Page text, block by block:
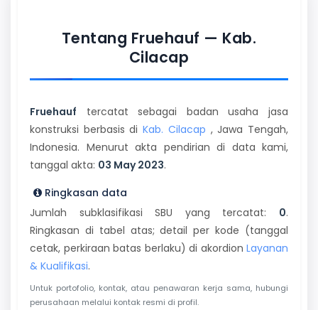
Tentang Fruehauf — Kab.
Cilacap
Fruehauf tercatat sebagai badan usaha jasa
konstruksi berbasis diKab. Cilacap , Jawa Tengah,
Indonesia. Menurut akta pendirian di data kami,
tanggal akta: 03 May 2023.
Ringkasan data
Jumlah subklasifikasi SBU yang tercatat: 0.
Ringkasan di tabel atas; detail per kode (tanggal
cetak, perkiraan batas berlaku) di akordion Layanan
& Kualifikasi.
Untuk portofolio, kontak, atau penawaran kerja sama, hubungi
perusahaan melalui kontak resmi di profil.